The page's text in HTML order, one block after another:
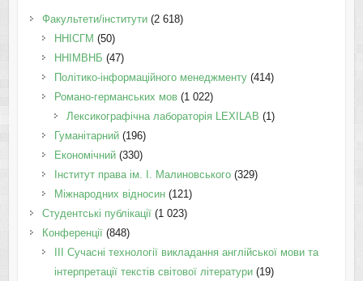
Факультети/інститути(2 618)
ННІСГМ (50)
ННІМВНБ (47)
Політико-інформаційного менеджменту(414)
Романо-германських мов(1 022)
Лексикографічна лабораторія LEXILAB (1)
Гуманітарний(196)
Економічний(330)
Інститут права ім. І. Малиновського(329)
Міжнародних відносин(121)
Студентські публікації(1 023)
Конференції(848)
III Сучасні технології викладання англійської мови та
інтерпретації текстів світової літератури(19)